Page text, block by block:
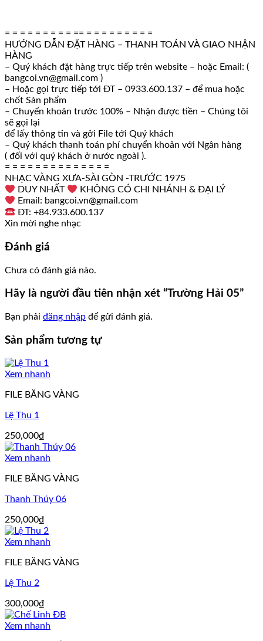
= = = = = = = = = == = = = = = = = = =
HƯỚNG DẪN ĐẶT HÀNG – THANH TOÁN VÀ GIAO NHẬN
HÀNG
– Quý khách đặt hàng trực tiếp trên website – hoặc Email: (
bangcoi.vn@gmail.com )
– Hoặc gọi trực tiếp tới ĐT – 0933.600.137 – để mua hoặc
chốt Sản phẩm
– Chuyển khoản trước 100% – Nhận được tiền – Chúng tôi
sẽ gọi lại
để lấy thông tin và gởi File tới Quý khách
– Quý khách thanh toán phí chuyển khoản với Ngân hàng
( đối với quý khách ở nước ngoài ).
= = = = = = = = = = = = = =
NHẠC VÀNG XƯA-SÀI GÒN -TRƯỚC 1975
DUY NHẤT
KHÔNG CÓ CHI NHÁNH & ĐẠI LÝ
Email: bangcoi.vn@gmail.com
ĐT: +84.933.600.137
Xin mời nghe nhạc
Đánh giá
Chưa có đánh giá nào.
Hãy là người đầu tiên nhận xét “Trường Hải 05”
Bạn phải đăng nhập để gửi đánh giá.
Sản phẩm tương tự
Xem nhanh
FILE BĂNG VÀNG
Lệ Thu 1
250,000₫
Xem nhanh
FILE BĂNG VÀNG
Thanh Thúy 06
250,000₫
Xem nhanh
FILE BĂNG VÀNG
Lệ Thu 2
300,000₫
Xem nhanh